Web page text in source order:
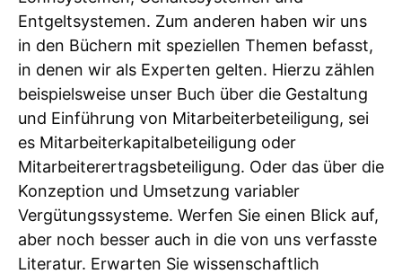
Entgeltsystemen. Zum anderen haben wir uns
in den Büchern mit speziellen Themen befasst,
in denen wir als Experten gelten. Hierzu zählen
beispielsweise unser Buch über die Gestaltung
und Einführung von Mitarbeiterbeteiligung, sei
es Mitarbeiterkapitalbeteiligung oder
Mitarbeiterertragsbeteiligung. Oder das über die
Konzeption und Umsetzung variabler
Vergütungssysteme. Werfen Sie einen Blick auf,
aber noch besser auch in die von uns verfasste
Literatur. Erwarten Sie wissenschaftlich